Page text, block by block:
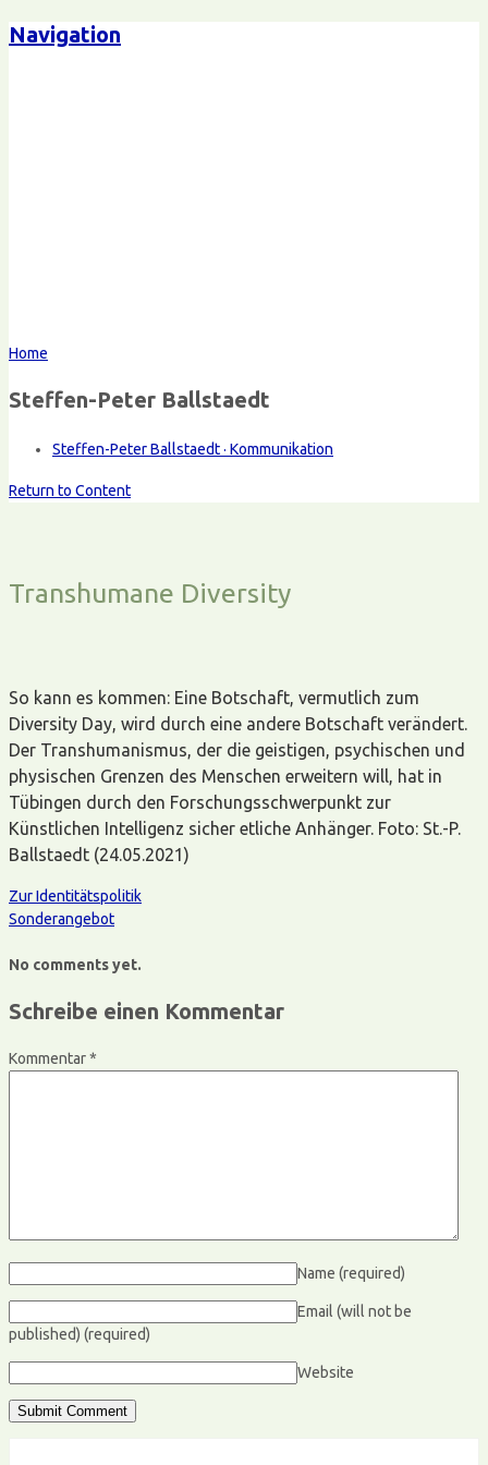
Navigation
Home
Steffen-Peter Ballstaedt
Steffen-Peter Ballstaedt · Kommunikation
Return to Content
Transhumane Diversity
So kann es kommen: Eine Botschaft, vermutlich zum
Diversity Day, wird durch eine andere Botschaft verändert.
Der Transhumanismus, der die geistigen, psychischen und
physischen Grenzen des Menschen erweitern will, hat in
Tübingen durch den Forschungsschwerpunkt zur
Künstlichen Intelligenz sicher etliche Anhänger. Foto: St.-P.
Ballstaedt (24.05.2021)
Zur Identitätspolitik
Sonderangebot
No comments yet.
Schreibe einen Kommentar
Kommentar*
Name (required)
Email (will not be
published) (required)
Website